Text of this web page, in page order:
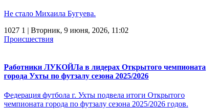
Не стало Михаила Бугуева.
1027 1 | Вторник, 9 июня, 2026, 11:02
Происшествия
Работники ЛУКОЙЛа в лидерах Открытого чемпионата
города Ухты по футзалу сезона 2025/2026
Федерация футбола г. Ухты подвела итоги Открытого
чемпионата города по футзалу сезона 2025/2026 годов.